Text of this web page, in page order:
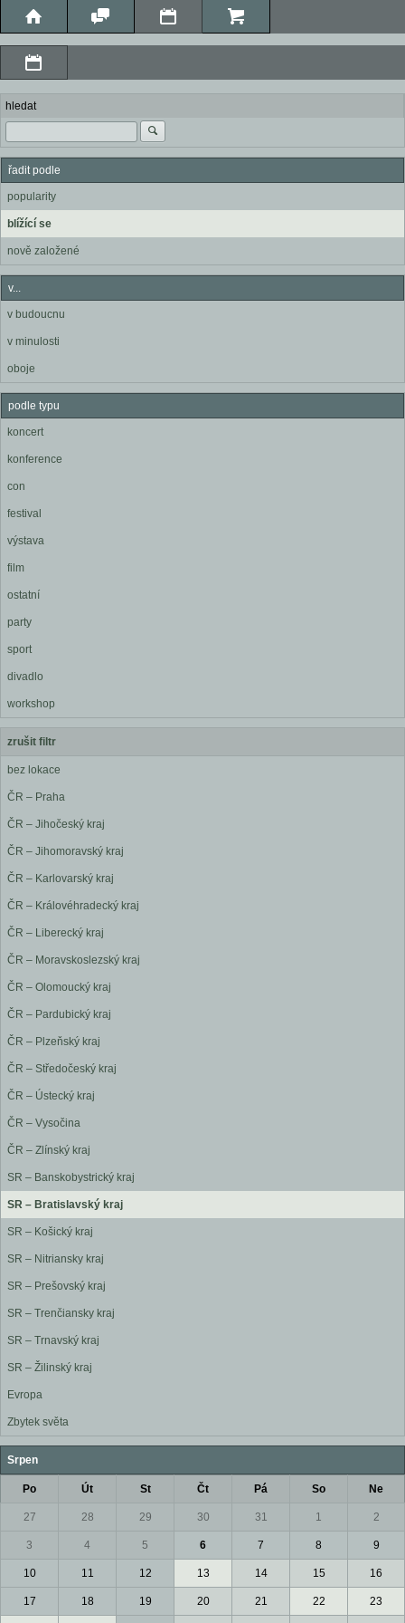
hledat
řadit podle
popularity
blížící se
nově založené
v...
v budoucnu
v minulosti
oboje
podle typu
koncert
konference
con
festival
výstava
film
ostatní
party
sport
divadlo
workshop
zrušit filtr
bez lokace
ČR – Praha
ČR – Jihočeský kraj
ČR – Jihomoravský kraj
ČR – Karlovarský kraj
ČR – Královéhradecký kraj
ČR – Liberecký kraj
ČR – Moravskoslezský kraj
ČR – Olomoucký kraj
ČR – Pardubický kraj
ČR – Plzeňský kraj
ČR – Středočeský kraj
ČR – Ústecký kraj
ČR – Vysočina
ČR – Zlínský kraj
SR – Banskobystrický kraj
SR – Bratislavský kraj
SR – Košický kraj
SR – Nitriansky kraj
SR – Prešovský kraj
SR – Trenčiansky kraj
SR – Trnavský kraj
SR – Žilinský kraj
Evropa
Zbytek světa
Srpen
Po Út St Čt Pá So Ne
27 28 29 30 31 1 2
3 4 5 6 7 8 9
10 11 12 13 14 15 16
17 18 19 20 21 22 23